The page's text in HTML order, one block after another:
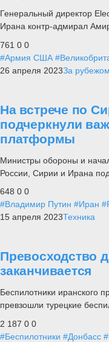
Генеральный директор
Ирана контр-адмирал
761 0 0
#Армия США
26 апреля 2023За рубежом
На встрече по
подчеркнули
платформы
Министры обороны и
России, Сирии и Ирана
648 0 0
#Владимир Путин #Иран
15 апреля 2023Техника
Превосходство
заканчивается
Беспилотники иранского
превзошли турецкие
2 187 0 0
#Беспилотники #Донбасс